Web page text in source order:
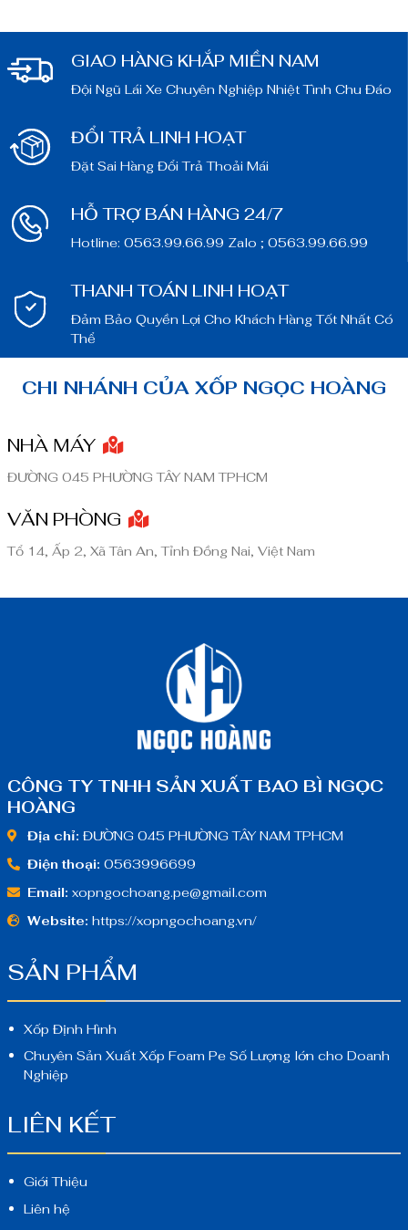
GIAO HÀNG KHẮP MIỀN NAM
Đội Ngũ Lái Xe Chuyên Nghiệp Nhiệt Tình Chu Đáo
ĐỔI TRẢ LINH HOẠT
Đặt Sai Hàng Đổi Trả Thoải Mái
HỖ TRỢ BÁN HÀNG 24/7
Hotline: 0563.99.66.99 Zalo ; 0563.99.66.99
THANH TOÁN LINH HOẠT
Đảm Bảo Quyền Lợi Cho Khách Hàng Tốt Nhất Có
Thể
CHI NHÁNH CỦA XỐP NGỌC HOÀNG
NHÀ MÁY
ĐƯỜNG 045 PHƯỜNG TÂY NAM TPHCM
VĂN PHÒNG
Tổ 14, Ấp 2, Xã Tân An, Tỉnh Đồng Nai, Việt Nam
CÔNG TY TNHH SẢN XUẤT BAO BÌ NGỌC
HOÀNG
Địa chỉ: ĐƯỜNG 045 PHƯỜNG TÂY NAM TPHCM
Điện thoại: 0563996699
Email: xopngochoang.pe@gmail.com
Website: https://xopngochoang.vn/
SẢN PHẨM
Xốp Định Hình
Chuyên Sản Xuất Xốp Foam Pe Số Lượng lớn cho Doanh
Nghiệp
LIÊN KẾT
Giới Thiệu
Liên hệ